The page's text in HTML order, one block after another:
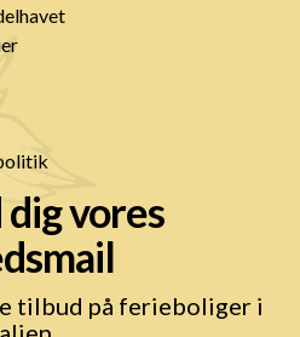
vores
tilbud på ferieboliger i